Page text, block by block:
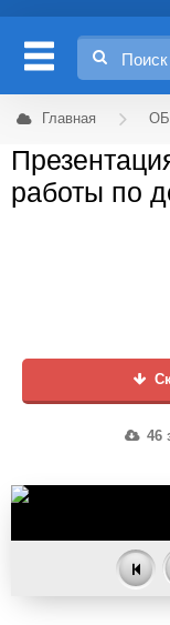
Главная
работы по
46